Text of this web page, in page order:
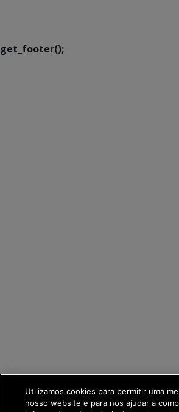
get_footer();
Utilizamos cookies para permitir uma
nosso website e para nos ajudar a